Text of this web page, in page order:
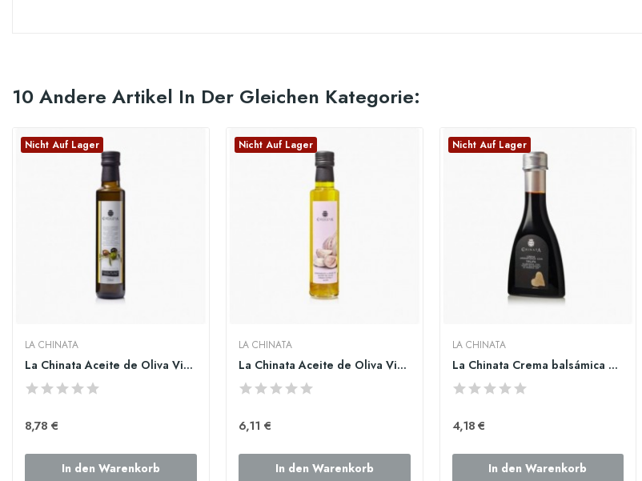
10 Andere Artikel In Der Gleichen Kategorie:
Nicht Auf Lager
LA CHINATA
La Chinata Aceite de Oliva Virgen Extra Vidrio...
8,78 €
In den Warenkorb
Nicht Auf Lager
LA CHINATA
La Chinata Aceite de Oliva Virgen Extra...
6,11 €
In den Warenkorb
Nicht Auf Lager
LA CHINATA
La Chinata Crema balsámica aromatizada de trufa
4,18 €
In den Warenkorb